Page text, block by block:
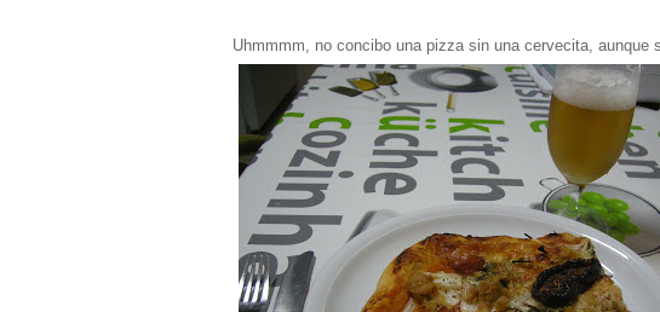
Uhmmmm, no concibo una pizza sin una cervecita, aunque